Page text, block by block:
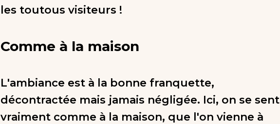
les toutous visiteurs !
Comme à la maison
L'ambiance est à la bonne franquette,
décontractée mais jamais négligée. Ici, on se sent
vraiment comme à la maison, que l'on vienne à